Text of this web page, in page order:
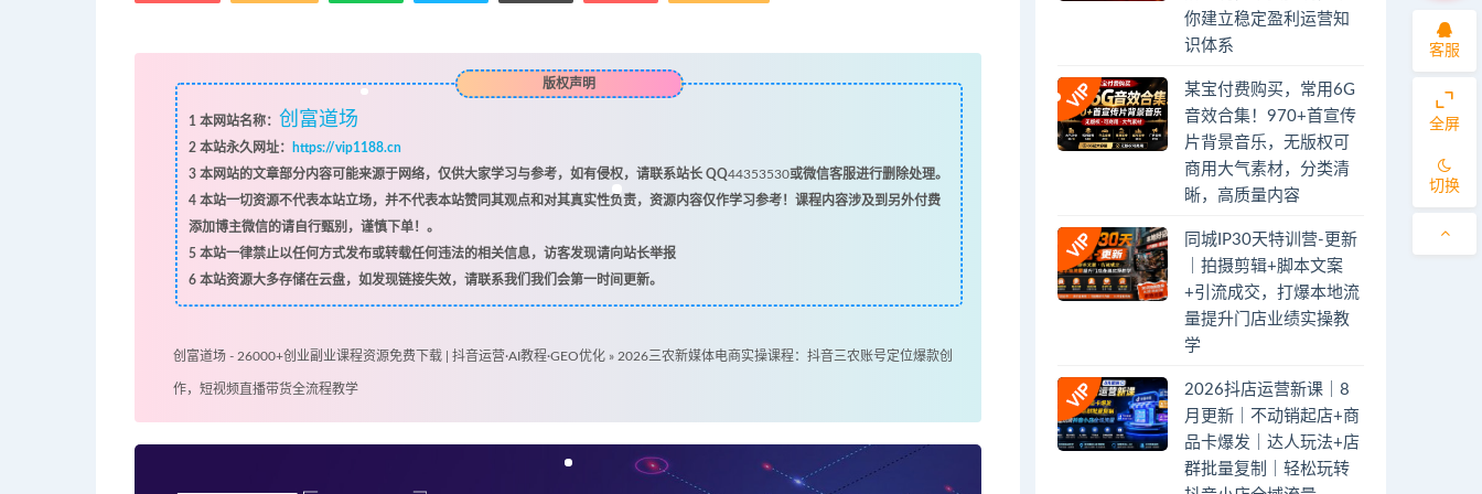
版权声明
1 本网站名称： 创富道场
2本站永久网址：
https://vip1188.cn
3本网站的文章部分内容可能来源于网络，仅供大家学习与参考，如有侵权，请联系站长 QQ44353530或微信客服进行删除处理。
4本站一切资源不代表本站立场，并不代表本站赞同其观点和对其真实性负责，资源内容仅作学习参考！课程内容涉及到另外付费
添加博主微信的请自行甄别，谨慎下单！。
5本站一律禁止以任何方式发布或转载任何违法的相关信息，访客发现请向站长举报
6本站资源大多存储在云盘，如发现链接失效，请联系我们我们会第一时间更新。
创富道场 - 26000+创业副业课程资源免费下载 | 抖音运营·AI教程·GEO优化 » 2026三农新媒体电商实操课程：抖音三农账号定位爆款创
作，短视频直播带货全流程教学
你建立稳定盈利运营知
识体系
某宝付费购买，常用6G
音效合集！970+首宣传
片背景音乐，无版权可
商用大气素材，分类清
晰，高质量内容
同城IP30天特训营-更新
｜拍摄剪辑+脚本文案
+引流成交，打爆本地流
量提升门店业绩实操教
学
2026抖店运营新课｜8
月更新｜不动销起店+商
品卡爆发｜达人玩法+店
群批量复制｜轻松玩转
客服
全屏
切换